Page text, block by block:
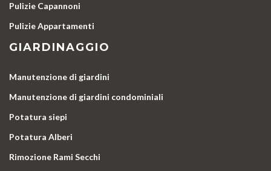
Pulizie Capannoni
Pulizie Appartamenti
GIARDINAGGIO
Manutenzione di giardini
Manutenzione di giardini condominiali
Potatura siepi
Potatura Alberi
Rimozione Rami Secchi